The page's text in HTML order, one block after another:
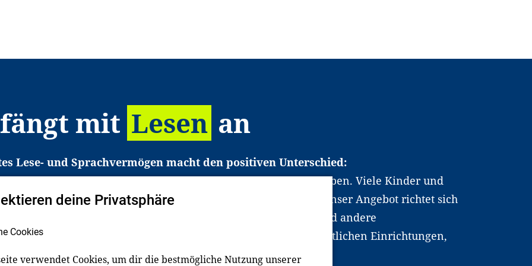
mit Lesen an
Lese- und Sprachvermögen macht den positiven Unterschied:
den Zugang zu Bildung und einem erfolgreichen Berufsleben. Viele Kinder und
in Deutschland haben aber große Schwierigkeiten dabei. Unser Angebot richtet sich
gezielt an Familien sowie an Erzieher*innen, Lehrer*innen und andere
Dafür arbeiten wir eng mit Ministerien, wissenschaftlichen Einrichtungen,
Unternehmen und anderen Stiftungen zusammen.
deine Privatsphäre
Cookies
verwendet Cookies, um dir die bestmögliche Nutzung unserer